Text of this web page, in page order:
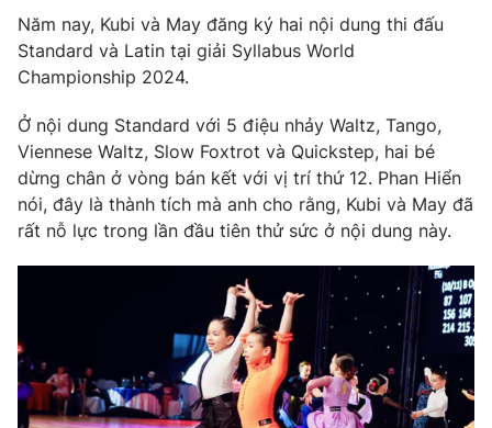
Giải sao mai
Sao
Làm đẹp
Chất lượng cuộc sống
Giáo dục
Tuyển sinh
Công nghệ
Hitech Công nghệ tương lai
Sản phẩm
Thị trường
Giao lưu trực tuyến
Lịch phát sóng
Podcast
Photo Infographic
Năm nay, Kubi và May đăng ký hai nội dung thi đấu
Standard và Latin tại giải Syllabus World
Championship 2024.
Ở nội dung Standard với 5 điệu nhảy Waltz, Tango,
Viennese Waltz, Slow Foxtrot và Quickstep, hai bé
dừng chân ở vòng bán kết với vị trí thứ 12. Phan Hiển
nói, đây là thành tích mà anh cho rằng, Kubi và May đã
rất nỗ lực trong lần đầu tiên thử sức ở nội dung này.